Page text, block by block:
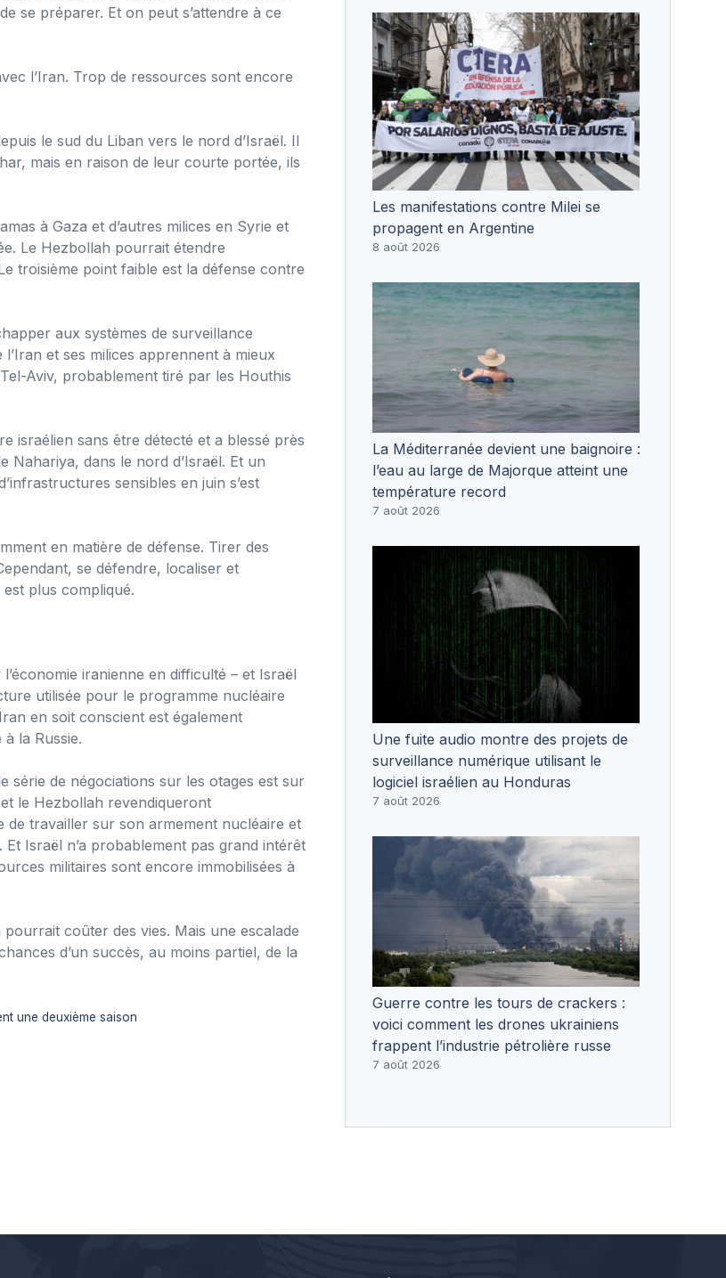
se préparer. Et on peut s’attendre à ce
l’Iran. Trop de ressources sont encore
le sud du Liban vers le nord d’Israël. Il
mais en raison de leur courte portée, ils
à Gaza et d’autres milices en Syrie et
Le Hezbollah pourrait étendre
troisième point faible est la défense contre
aux systèmes de surveillance
et ses milices apprennent à mieux
Aviv, probablement tiré par les Houthis
israélien sans être détecté et a blessé près
Nahariya, dans le nord d’Israël. Et un
sensibles en juin s’est
en matière de défense. Tirer des
se défendre, localiser et
plus compliqué.
iranienne en difficulté – et Israël
utilisée pour le programme nucléaire
en soit conscient est également
la Russie.
série de négociations sur les otages est sur
le Hezbollah revendiqueront
de travailler sur son armement nucléaire et
Et Israël n’a probablement pas grand intérêt
militaires sont encore immobilisées à
coûter des vies. Mais une escalade
d’un succès, au moins partiel, de la
une deuxième saison
Les manifestations contre Milei se
propagent en Argentine
8 août 2026
La Méditerranée devient une baignoire :
l’eau au large de Majorque atteint une
température record
7 août 2026
Une fuite audio montre des projets de
surveillance numérique utilisant le
logiciel israélien au Honduras
7 août 2026
Guerre contre les tours de crackers :
voici comment les drones ukrainiens
frappent l’industrie pétrolière russe
7 août 2026